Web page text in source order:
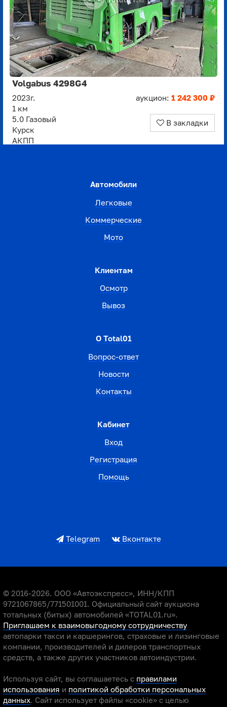
Volgabus 4298G4
2023г.
1 км
5.0 Газовый
Курск
АКПП
аукцион: 1 242 300 ₽
В закладки
Автомобили
Легковые
Коммерческие
Мото
Клиентам
Осмотр
Вывоз
О Total01
Вопрос-ответ
Новости
Контакты
Кабинет
Вход
Регистрация
Помощь
Telegram Вконтакте
© 2016-2026. ООО «Автоэкспресс», ИНН/КПП
9721067865/771501001. Официальный сайт аукциона
тотальных (битых) автомобилей «TOTAL01.ru».
Приглашаем к взаимовыгодному сотрудничеству
автопарки такси и каршерингов, страховые и лизинговые
компании, производителей и дилеров транспортных
средств, а также других участников автоиндустрии.
Используя сайт, вы соглашаетесь с правилами
использования и политикой обработки персональных
данных. Сайт использует файлы «cookie» с целью